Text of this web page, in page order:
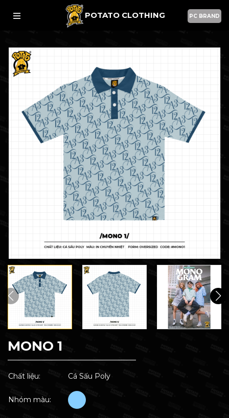
POTATO CLOTHING PC BRAND
MONO 1
Chất liệu: Cá Sấu Poly
Nhóm màu: